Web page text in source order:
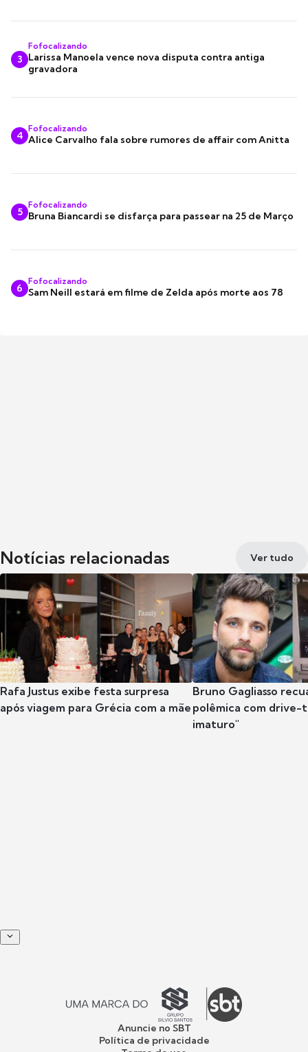
3
Fofocalizando
Larissa Manoela vence nova disputa contra antiga
gravadora
4
Fofocalizando
Alice Carvalho fala sobre rumores de affair com Anitta
5
Fofocalizando
Bruna Biancardi se disfarça para passear na 25 de Março
6
Fofocalizando
Sam Neill estará em filme de Zelda após morte aos 78
Notícias relacionadas Ver tudo
Rafa Justus exibe festa surpresa
após viagem para Grécia com a mãe
Bruno Gagliasso
polêmica com drive-
imaturo"
Anuncie no SBT
Política de privacidade